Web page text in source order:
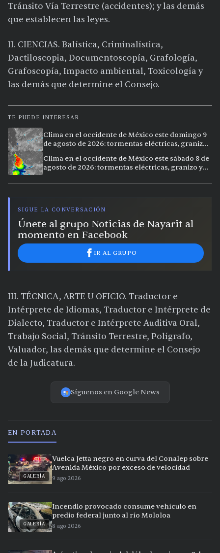
Tránsito Vía Terrestre (accidentes); y las demás
que establecen las leyes.
II. CIENCIAS. Balística, Criminalística,
Dactiloscopia, Documentoscopía, Grafología,
Grafoscopía, Impacto ambiental, Toxicología y
las demás que determine el Consejo.
TE PUEDE INTERESAR
Clima en el occidente de México este domingo 9
de agosto de 2026: tormentas eléctricas, granizo
Clima en el occidente de México este sábado 8 de
agosto de 2026: tormentas eléctricas, granizo y
SIGUE LA CONVERSACIÓN
Únete al grupo Noticias de Nayarit al
momento en Facebook
IR AL GRUPO
III. TÉCNICA, ARTE U OFICIO. Traductor e
Intérprete de Idiomas, Traductor e Intérprete de
Dialecto, Traductor e Intérprete Auditiva Oral,
Trabajo Social, Tránsito Terrestre, Polígrafo,
Valuador, las demás que determine el Consejo
de la Judicatura.
Síguenos en Google News
EN PORTADA
GALERÍA
Vuelca Jetta negro en curva del Conalep sobre
Avenida México por exceso de velocidad
9 ago 2026
GALERÍA
Incendio provocado consume vehículo en
predio federal junto al río Mololoa
8 ago 2026